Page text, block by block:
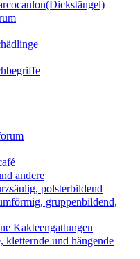
andere
polsterbildend
gruppenbildend,
Kakteengattungen
und hängende